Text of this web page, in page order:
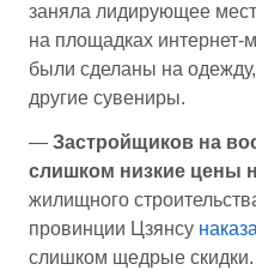
заняла лидирующее
на площадках интернет-
были сделаны на
другие сувениры.
— Застройщиков на
слишком низкие цены
жилищного
провинции Цзянсу
слишком щедрые скидки.